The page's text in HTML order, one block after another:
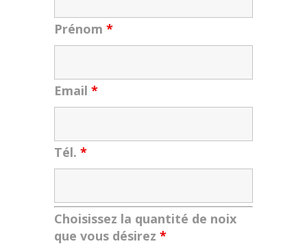
Prénom *
Email *
Tél. *
Choisissez la quantité de noix
que vous désirez *